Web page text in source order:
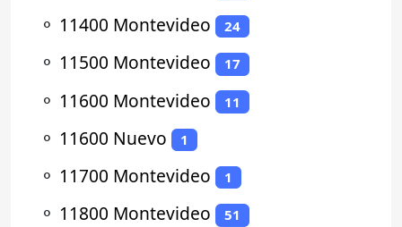
⚬ 11400 Montevideo 24
⚬ 11500 Montevideo 17
⚬ 11600 Montevideo 11
⚬ 11600 Nuevo 1
⚬ 11700 Montevideo 1
⚬ 11800 Montevideo 51